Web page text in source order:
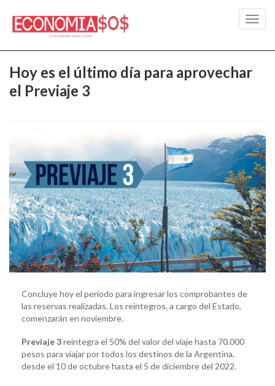
Hoy es el último día para aprovechar
el Previaje 3
Concluye hoy el período para ingresar los comprobantes de
las reservas realizadas. Los reintegros, a cargo del Estado,
comenzarán en noviembre.
Previaje 3reintegra el 50% del valor del viaje hasta 70.000
pesos para viajar por todos los destinos de la Argentina,
desde el 10 de octubre hasta el 5 de diciembre del 2022.